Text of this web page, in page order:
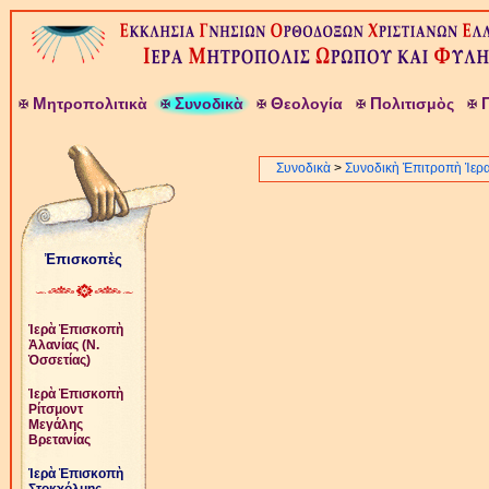
Μητροπολιτικὰ Συνοδικὰ Θεολογία Πολιτισμὸς
Ἐπισκοπὲς
Ἱερὰ Ἐπισκοπὴ
Ἀλανίας (Ν.
Ὀσσετίας)
Ἱερὰ Ἐπισκοπὴ
Ρίτσμοντ
Μεγάλης
Βρετανίας
Ἱερὰ Ἐπισκοπὴ
Συνοδικὰ > Συνοδικὴ Ἐπιτροπὴ